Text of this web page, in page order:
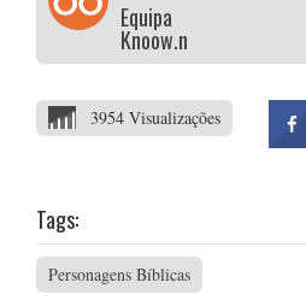
Equipa
Knoow.net
3954 Visualizações
Tags:
Personagens Bíblicas